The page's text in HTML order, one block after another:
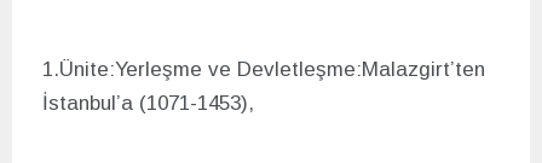
1.Ünite:Yerleşme ve Devletleşme:Malazgirt’ten
İstanbul’a (1071-1453),